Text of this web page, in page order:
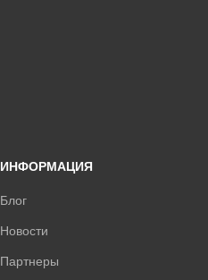
ИНФОРМАЦИЯ
Блог
Новости
Партнеры